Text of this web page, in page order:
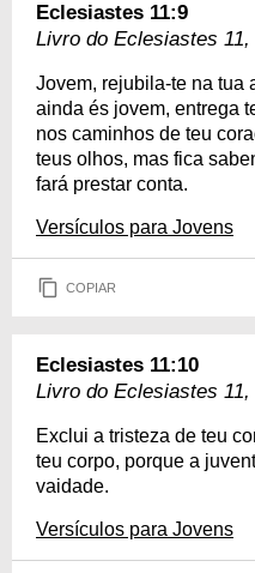
Eclesiastes 11:9
Livro do Eclesiastes
Jovem, rejubila-te na tua
ainda és jovem, entrega
nos caminhos de teu
teus olhos, mas fica
fará prestar conta.
Versículos para Jovens
COPIAR
Eclesiastes 11:10
Livro do Eclesiastes
Exclui a tristeza de teu
teu corpo, porque a
vaidade.
Versículos para Jovens